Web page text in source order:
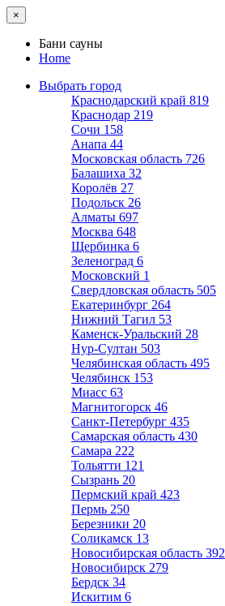
×
Бани сауны
Home
Выбрать город
Краснодарский край 819
Краснодар 219
Сочи 158
Анапа 44
Московская область 726
Балашиха 32
Королёв 27
Подольск 26
Алматы 697
Москва 648
Щербинка 6
Зеленоград 6
Московский 1
Свердловская область 505
Екатеринбург 264
Нижний Тагил 53
Каменск-Уральский 28
Нур-Султан 503
Челябинская область 495
Челябинск 153
Миасс 63
Магнитогорск 46
Санкт-Петербург 435
Самарская область 430
Самара 222
Тольятти 121
Сызрань 20
Пермский край 423
Пермь 250
Березники 20
Соликамск 13
Новосибирская область 392
Новосибирск 279
Бердск 34
Искитим 6